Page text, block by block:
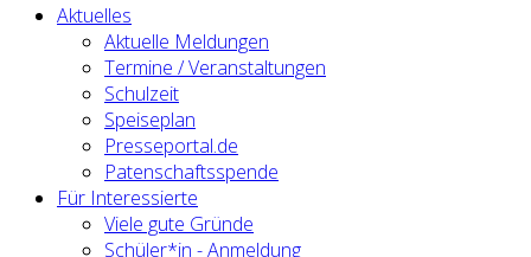
Aktuelles
Aktuelle Meldungen
Termine / Veranstaltungen
Schulzeit
Speiseplan
Presseportal.de
Patenschaftsspende
Für Interessierte
Viele gute Gründe
Schüler*in - Anmeldung